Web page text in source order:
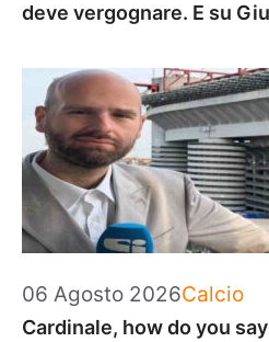
deve vergognare. E su
06 Agosto 2026Categorie
Calcio
Cardinale, how do you say